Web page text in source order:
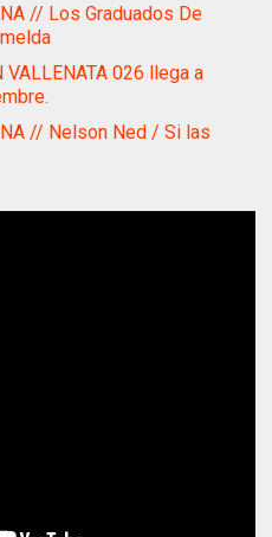
// Los Graduados De
VALLENATA 026 llega a
// Nelson Ned / Si las